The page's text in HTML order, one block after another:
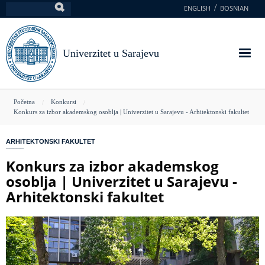
na
glavni
sadržaj
ENGLISH BOSNIAN
Univerzitet u Sarajevu
You
here
Početna
Konkursi
Konkurs za izbor akademskog osoblja | Univerzitet u Sarajevu - Arhitektonski fakultet
ARHITEKTONSKI FAKULTET
Konkurs za izbor akademskog
osoblja | Univerzitet u Sarajevu -
Arhitektonski fakultet